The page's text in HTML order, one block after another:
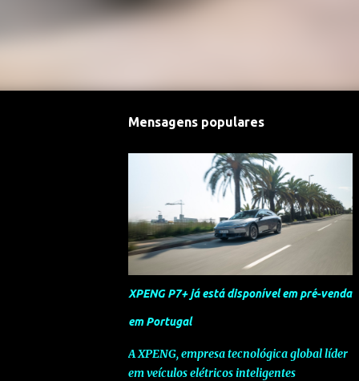
Mensagens populares
XPENG P7+ já está disponível em pré-venda
em Portugal
A XPENG, empresa tecnológica global líder
em veículos elétricos inteligentes